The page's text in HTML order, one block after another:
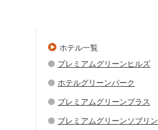
ホテル一覧
プレミアムグリーンヒルズ
ホテルグリーンパーク
プレミアムグリーンプラス
プレミアムグリーンソブリン